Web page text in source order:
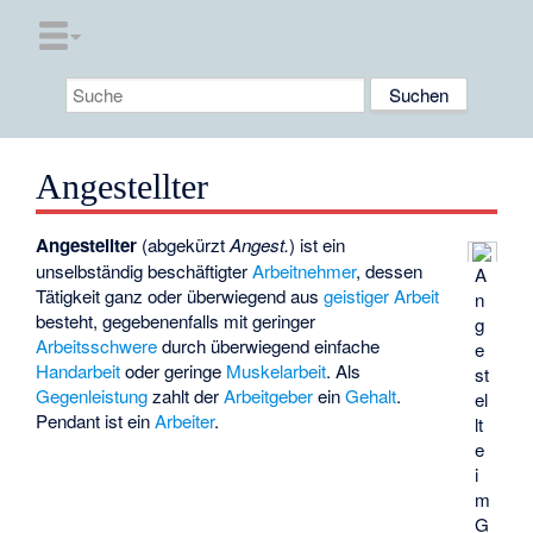
Angestellter
A
n
g
e
st
el
lt
e
i
m
G
Angestellter (abgekürztAngest.) ist ein
unselbständig beschäftigterArbeitnehmer, dessen
Tätigkeit ganz oder überwiegend ausgeistiger Arbeit
besteht, gegebenenfalls mit geringer
Arbeitsschweredurch überwiegend einfache
Handarbeitoder geringe Muskelarbeit. Als
Gegenleistungzahlt derArbeitgebereinGehalt.
Pendant ist einArbeiter.